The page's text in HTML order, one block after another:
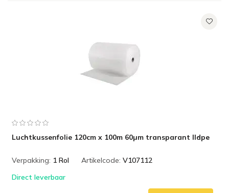
Luchtkussenfolie 120cm x 100m 60µm transparant lldpe
Verpakking: 1 Rol Artikelcode: V107112
Direct leverbaar